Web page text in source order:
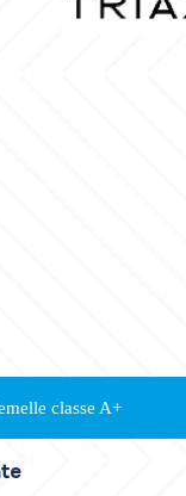
classe A+